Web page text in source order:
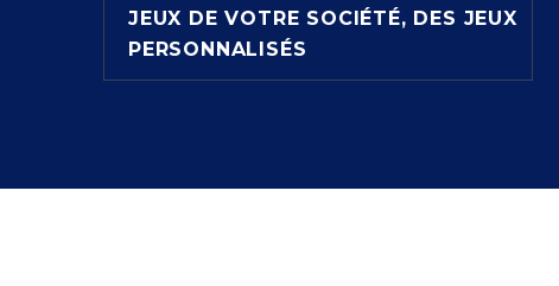
JEUX DE VOTRE SOCIÉTÉ, DES JEUX
PERSONNALISÉS